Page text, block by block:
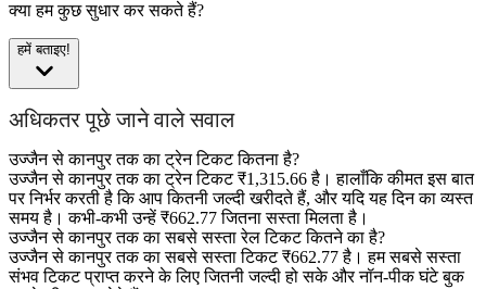
क्या हम कुछ सुधार कर सकते हैं?
हमें बताइए!
अधिकतर पूछे जाने वाले सवाल
उज्जैन से कानपुर तक का ट्रेन टिकट कितना है?
उज्जैन से कानपुर तक का ट्रेन टिकट ₹1,315.66 है। हालाँकि कीमत इस बात
पर निर्भर करती है कि आप कितनी जल्दी खरीदते हैं, और यदि यह दिन का व्यस्त
समय है। कभी-कभी उन्हें ₹662.77 जितना सस्ता मिलता है।
उज्जैन से कानपुर तक का सबसे सस्ता रेल टिकट कितने का है?
उज्जैन से कानपुर तक का सबसे सस्ता टिकट ₹662.77 है। हम सबसे सस्ता
संभव टिकट प्राप्त करने के लिए जितनी जल्दी हो सके और नॉन-पीक घंटे बुक